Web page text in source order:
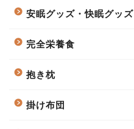
安眠グッズ・快眠グッズ
完全栄養食
抱き枕
掛け布団